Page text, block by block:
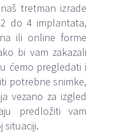
tretman izrade
do 4 implantata,
ili online forme
bi vam zakazali
ćemo pregledati i
potrebne snimke,
vezano za izgled
predložiti vam
situaciji.